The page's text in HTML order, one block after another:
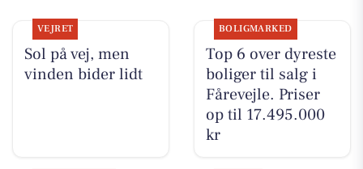
VEJRET
Sol på vej, men
vinden bider lidt
BOLIGMARKED
Top 6 over dyreste
boliger til salg i
Fårevejle. Priser
op til 17.495.000
kr